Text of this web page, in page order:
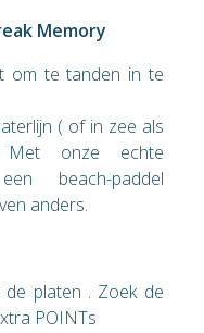
Memory
om te tanden in te
( of in zee als
onze echte
beach-paddel
anders.
de platen . Zoek de
POINTs